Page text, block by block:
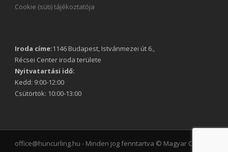
Cookie (süti) tájékoztatója
Iroda címe:1146 Budapest, Istvánmezei út 6.,
Récsei Center iroda területe
Nyitvatartási idő:
Kedd: 9:00-12:00
Csütörtök: 10:00-13:00
office@huncurling.hu - Minden jog fenntartva © Magyar Curling